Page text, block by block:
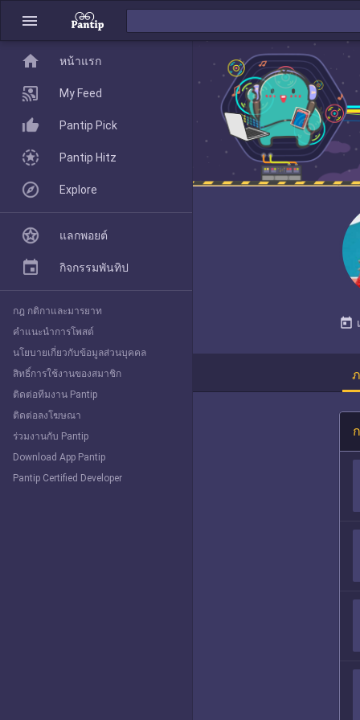
menu
today
home
Pantip Pick
Explore
home หน้าแรก
My Feed
Pantip Pick
Pantip Hitz
Explore
แลกพอยต์
กิจกรรมพันทิป
กฎ กติกาและมารยาท
คำแนะนำการโพสต์
นโยบายเกี่ยวกับข้อมูลส่วนบุคคล
สิทธิ์การใช้งานของสมาชิก
ติดต่อทีมงาน Pantip
ติดต่อลงโฆษณา
ร่วมงานกับ Pantip
Download App Pantip
Pantip Certified Developer